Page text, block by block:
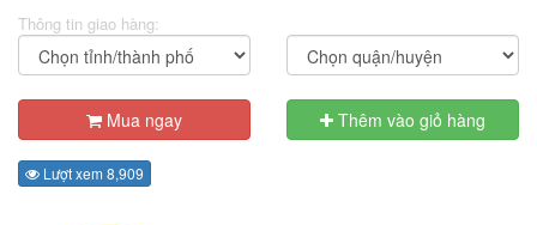
Thông tin giao hàng:
Mua ngay Thêm vào giỏ hàng
Lượt xem 8,909